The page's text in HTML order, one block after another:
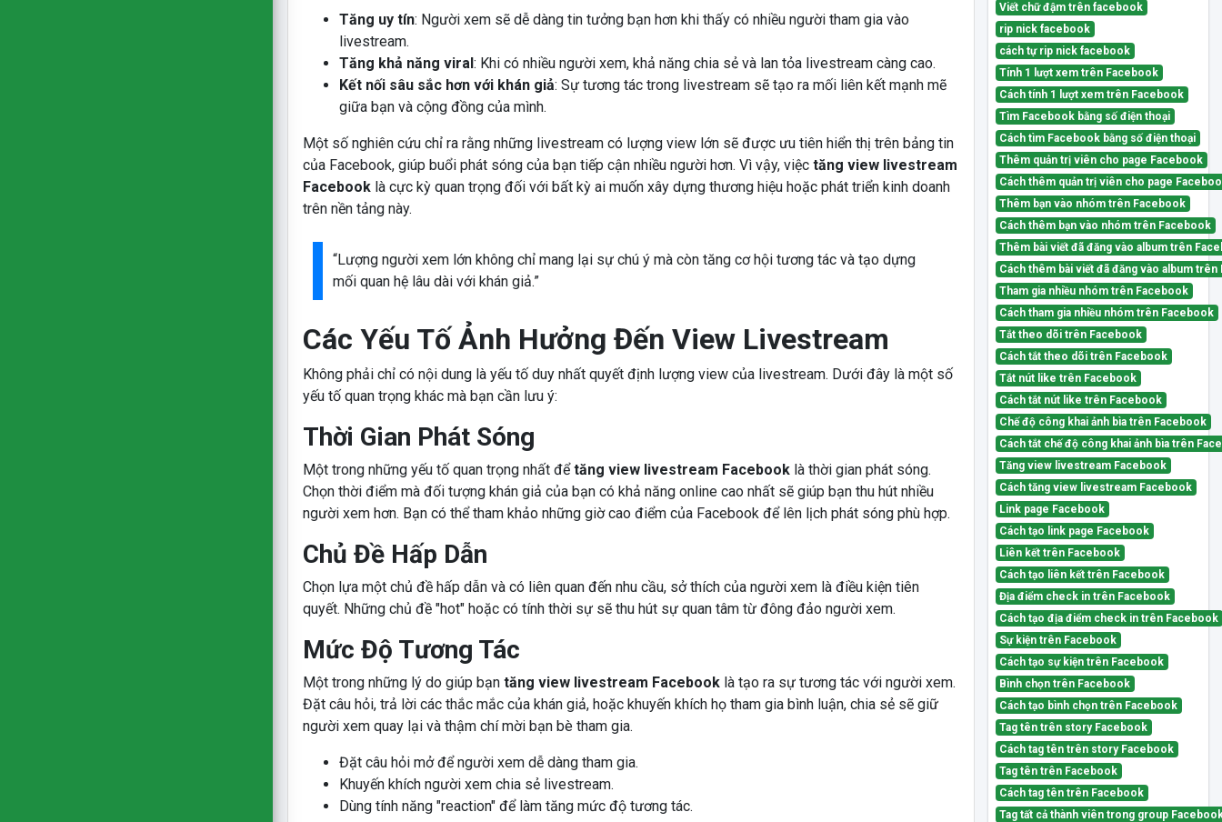
Tăng uy tín: Người xem sẽ dễ dàng tin tưởng bạn hơn khi thấy có nhiều người tham gia vào
livestream.
Tăng khả năng viral: Khi có nhiều người xem, khả năng chia sẻ và lan tỏa livestream càng cao.
Kết nối sâu sắc hơn với khán giả: Sự tương tác trong livestream sẽ tạo ra mối liên kết mạnh mẽ
giữa bạn và cộng đồng của mình.
Một số nghiên cứu chỉ ra rằng những livestream có lượng view lớn sẽ được ưu tiên hiển thị trên bảng tin
của Facebook, giúp buổi phát sóng của bạn tiếp cận nhiều người hơn. Vì vậy, việc tăng view livestream
Facebooklà cực kỳ quan trọng đối với bất kỳ ai muốn xây dựng thương hiệu hoặc phát triển kinh doanh
trên nền tảng này.
“Lượng người xem lớn không chỉ mang lại sự chú ý mà còn tăng cơ hội tương tác và tạo dựng
mối quan hệ lâu dài với khán giả.”
Các Yếu Tố Ảnh Hưởng Đến View Livestream
Không phải chỉ có nội dung là yếu tố duy nhất quyết định lượng view của livestream. Dưới đây là một số
yếu tố quan trọng khác mà bạn cần lưu ý:
Thời Gian Phát Sóng
Một trong những yếu tố quan trọng nhất đểtăng view livestream Facebooklà thời gian phát sóng.
Chọn thời điểm mà đối tượng khán giả của bạn có khả năng online cao nhất sẽ giúp bạn thu hút nhiều
người xem hơn. Bạn có thể tham khảo những giờ cao điểm của Facebook để lên lịch phát sóng phù hợp.
Chủ Đề Hấp Dẫn
Chọn lựa một chủ đề hấp dẫn và có liên quan đến nhu cầu, sở thích của người xem là điều kiện tiên
quyết. Những chủ đề "hot" hoặc có tính thời sự sẽ thu hút sự quan tâm từ đông đảo người xem.
Mức Độ Tương Tác
Một trong những lý do giúp bạn tăng view livestream Facebooklà tạo ra sự tương tác với người xem.
Đặt câu hỏi, trả lời các thắc mắc của khán giả, hoặc khuyến khích họ tham gia bình luận, chia sẻ sẽ giữ
người xem quay lại và thậm chí mời bạn bè tham gia.
Đặt câu hỏi mở để người xem dễ dàng tham gia.
Khuyến khích người xem chia sẻ livestream.
Dùng tính năng "reaction" để làm tăng mức độ tương tác.
Viết chữ đậm trên facebook
rip nick facebook
cách tự rip nick facebook
Tính 1 lượt xem trên Facebook
Cách tính 1 lượt xem trên Facebook
Tìm Facebook bằng số điện thoại
Cách tìm Facebook bằng số điện thoại
Thêm quản trị viên cho page Facebook
Cách thêm quản trị viên cho page
Thêm bạn vào nhóm trên Facebook
Cách thêm bạn vào nhóm trên Facebook
Thêm bài viết đã đăng vào album trên
Cách thêm bài viết đã đăng vào album
Tham gia nhiều nhóm trên Facebook
Cách tham gia nhiều nhóm trên Facebook
Tắt theo dõi trên Facebook
Cách tắt theo dõi trên Facebook
Tắt nút like trên Facebook
Cách tắt nút like trên Facebook
Chế độ công khai ảnh bìa trên Facebook
Cách tắt chế độ công khai ảnh bìa trên
Tăng view livestream Facebook
Cách tăng view livestream Facebook
Link page Facebook
Cách tạo link page Facebook
Liên kết trên Facebook
Cách tạo liên kết trên Facebook
Địa điểm check in trên Facebook
Cách tạo địa điểm check in trên Facebook
Sự kiện trên Facebook
Cách tạo sự kiện trên Facebook
Bình chọn trên Facebook
Cách tạo bình chọn trên Facebook
Tag tên trên story Facebook
Cách tag tên trên story Facebook
Tag tên trên Facebook
Cách tag tên trên Facebook
Tag tất cả thành viên trong group